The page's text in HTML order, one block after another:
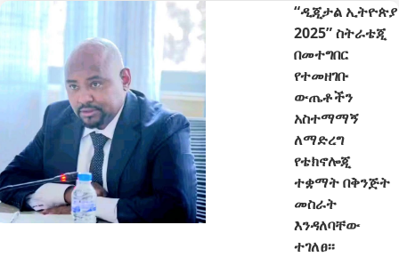
“ዲጂታል ኢትዮጵያ
2025” ስትራቴጂ
በመተግበር
የተመዘገቡ
ውጤቶችን
አስተማማኝ
ለማድረግ
የቴክኖሎጂ
ተቋማት በቅንጅት
መስራት
እንዳለባቸው
ተገለፀ፡፡